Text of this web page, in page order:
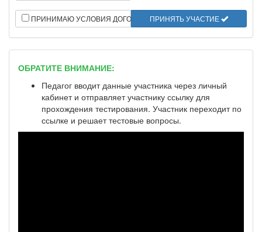
ПРИНИМАЮ УСЛОВИЯ ДОГОВОРА ПРИНЯТЬ УЧАСТИЕ
ОБРАТИТЕ ВНИМАНИЕ:
Педагог вводит данные участника через личный
кабинет и отправляет участнику ссылку для
прохождения тестирования. Участник переходит по
ссылке и решает тестовые вопросы.